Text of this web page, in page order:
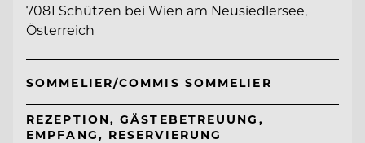
7081 Schützen bei Wien am Neusiedlersee,
Österreich
SOMMELIER/COMMIS SOMMELIER
REZEPTION, GÄSTEBETREUUNG,
EMPFANG, RESERVIERUNG